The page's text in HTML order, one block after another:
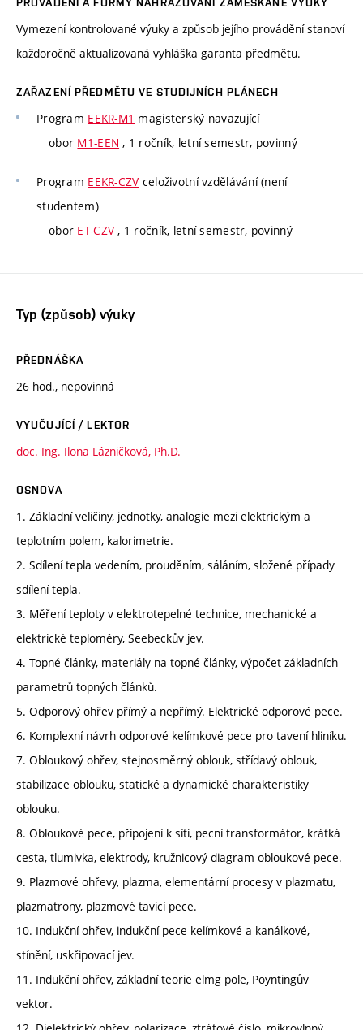
PROVÁDĚNÍ A FORMY NAHRAZOVÁNÍ ZAMEŠKANÉ VÝUKY
Vymezení kontrolované výuky a způsob jejího provádění stanoví
každoročně aktualizovaná vyhláška garanta předmětu.
ZAŘAZENÍ PŘEDMĚTU VE STUDIJNÍCH PLÁNECH
Program EEKR-M1 magisterský navazující
obor M1-EEN , 1 ročník, letní semestr, povinný
Program EEKR-CZV celoživotní vzdělávání (není
studentem)
obor ET-CZV , 1 ročník, letní semestr, povinný
Typ (způsob) výuky
PŘEDNÁŠKA
26 hod., nepovinná
VYUČUJÍCÍ / LEKTOR
doc. Ing. Ilona Lázničková, Ph.D.
OSNOVA
1. Základní veličiny, jednotky, analogie mezi elektrickým a
teplotním polem, kalorimetrie.
2. Sdílení tepla vedením, prouděním, sáláním, složené případy
sdílení tepla.
3. Měření teploty v elektrotepelné technice, mechanické a
elektrické teploměry, Seebeckův jev.
4. Topné články, materiály na topné články, výpočet základních
parametrů topných článků.
5. Odporový ohřev přímý a nepřímý. Elektrické odporové pece.
6. Komplexní návrh odporové kelímkové pece pro tavení hliníku.
7. Obloukový ohřev, stejnosměrný oblouk, střídavý oblouk,
stabilizace oblouku, statické a dynamické charakteristiky
oblouku.
8. Obloukové pece, připojení k síti, pecní transformátor, krátká
cesta, tlumivka, elektrody, kružnicový diagram obloukové pece.
9. Plazmové ohřevy, plazma, elementární procesy v plazmatu,
plazmatrony, plazmové tavicí pece.
10. Indukční ohřev, indukční pece kelímkové a kanálkové,
stínění, uskřipovací jev.
11. Indukční ohřev, základní teorie elmg pole, Poyntingův
vektor.